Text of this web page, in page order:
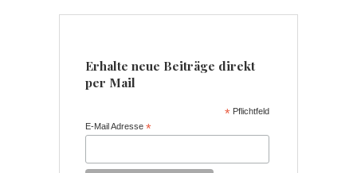
Erhalte neue Beiträge direkt
per Mail
* Pflichtfeld
E-Mail Adresse*